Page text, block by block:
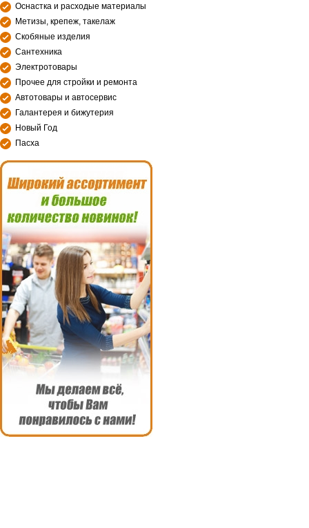
Оснастка и расходые материалы
Метизы, крепеж, такелаж
Скобяные изделия
Сантехника
Электротовары
Прочее для стройки и ремонта
Автотовары и автосервис
Галантерея и бижутерия
Новый Год
Пасха